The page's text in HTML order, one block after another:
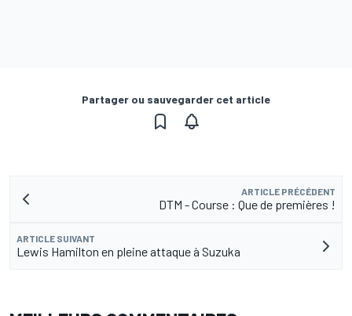
Partager ou sauvegarder cet article
ARTICLE PRÉCÉDENT
DTM - Course : Que de premières !
ARTICLE SUIVANT
Lewis Hamilton en pleine attaque à Suzuka